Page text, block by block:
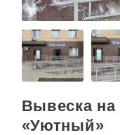
Вывеска на
«Уютный»